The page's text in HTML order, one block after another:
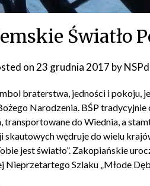
Światło
on 23 grudnia 2017 by
braterstwa, jedności i pokoju,
Narodzenia. BŚP
transportowane do Wiednia, a
wędruje do wielu
jest światło”. Zakopiańskie
Szlaku „Młode